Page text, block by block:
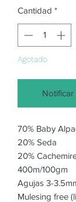
Cantidad *
Agotado
70% Baby
20% Seda
20%
400m/100gm
Agujas 3-
Mulesing free